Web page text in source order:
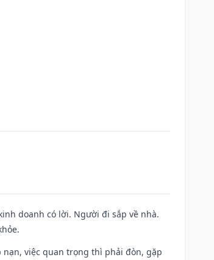
doanh có lời. Người đi sắp về nhà.
việc quan trọng thì phải đòn, gặp